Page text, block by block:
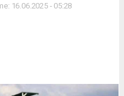
16.06.2025 - 05:28